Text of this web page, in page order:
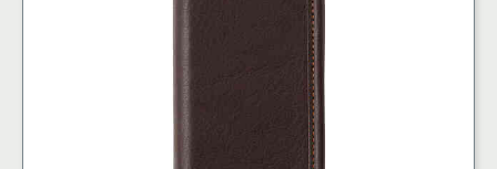
produktsidan